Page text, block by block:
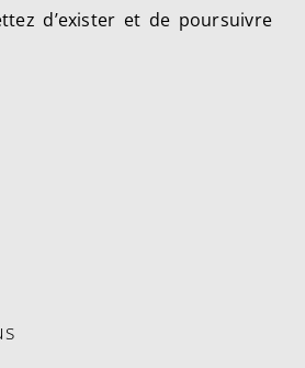
produit
d’exister et de poursuivre